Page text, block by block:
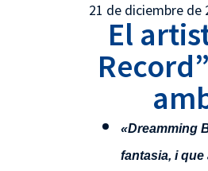
21 de diciembre de
El
«Dreamming
fantasia, i que